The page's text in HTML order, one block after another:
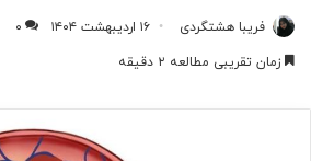
فریبا هشتگردی ۱۶ اردیبهشت ۱۴۰۴
۰
زمان تقریبی مطالعه ۲ دقیقه